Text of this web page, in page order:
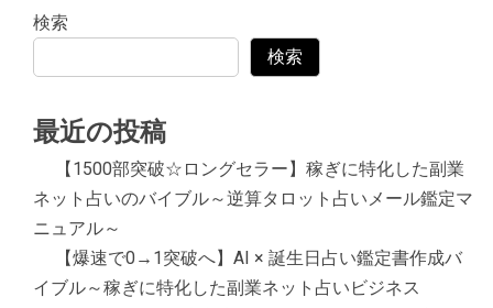
検索
検索
最近の投稿
【1500部突破☆ロングセラー】稼ぎに特化した副業
ネット占いのバイブル～逆算タロット占いメール鑑定マ
ニュアル～
【爆速で0→1突破へ】AI × 誕生日占い鑑定書作成バ
イブル～稼ぎに特化した副業ネット占いビジネス